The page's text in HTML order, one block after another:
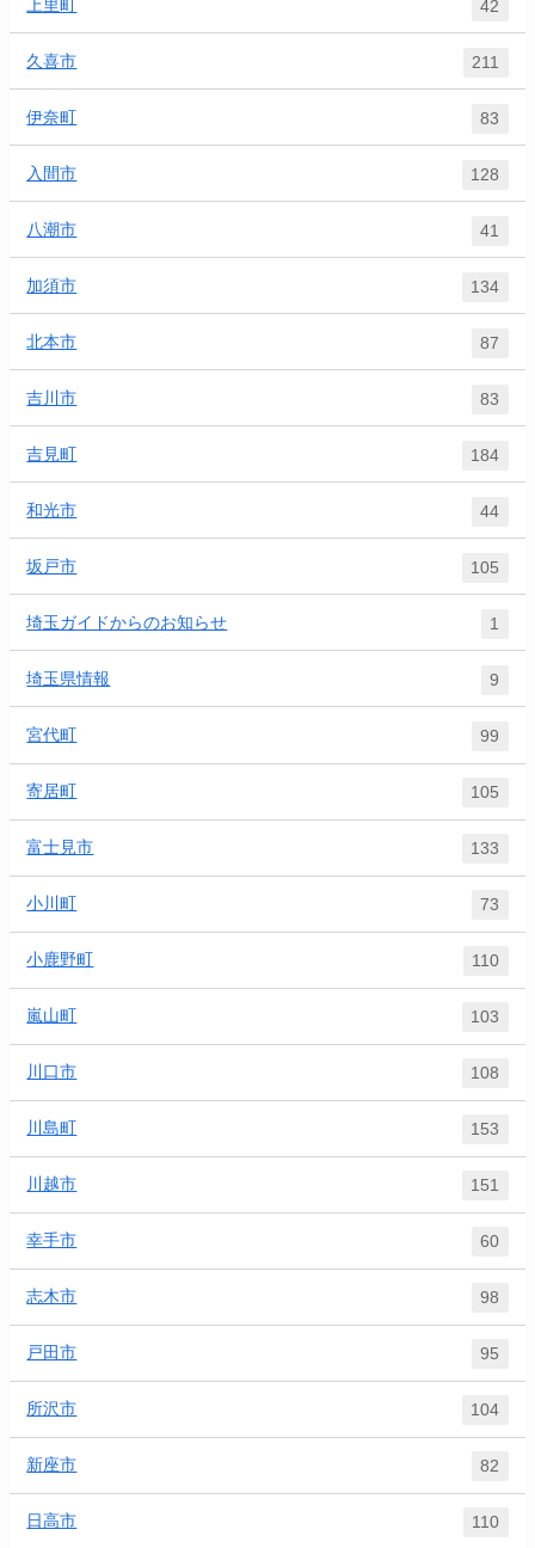
上里町 42
久喜市 211
伊奈町 83
入間市 128
八潮市 41
加須市 134
北本市 87
吉川市 83
吉見町 184
和光市 44
坂戸市 105
埼玉ガイドからのお知らせ 1
埼玉県情報 9
宮代町 99
寄居町 105
富士見市 133
小川町 73
小鹿野町 110
嵐山町 103
川口市 108
川島町 153
川越市 151
幸手市 60
志木市 98
戸田市 95
所沢市 104
新座市 82
日高市 110